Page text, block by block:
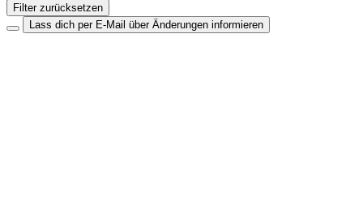
Filter zurücksetzen
Lass dich per E-Mail über Änderungen informieren